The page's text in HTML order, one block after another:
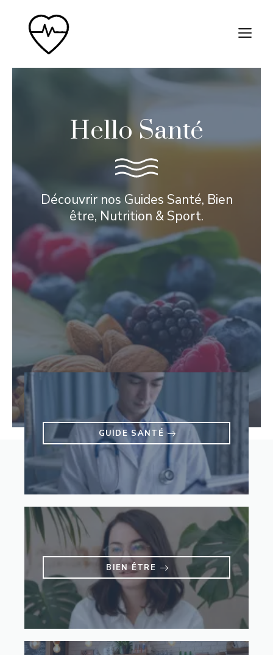
contenu
Hello Santé
Découvrir nos Guides Santé, Bien
être, Nutrition & Sport.
GUIDE SANTÉ
BIEN ÊTRE